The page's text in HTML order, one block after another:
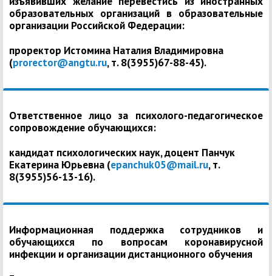
образовательных организаций в образовательные
организации Российской Федерации:
проректор Истомина Наталия Владимировна
(prorector@angtu.ru, т. 8(3955)67-88-45).
Ответственное лицо за психолого-педагогическое
сопровождение обучающихся:
кандидат психологических наук, доцент Панчук
Екатерина Юрьевна (epanchuk05@mail.ru, т.
8(3955)56-13-16).
Информационная поддержка сотрудников и
обучающихся по вопросам коронавирусной
инфекции и организации дистанционного обучения